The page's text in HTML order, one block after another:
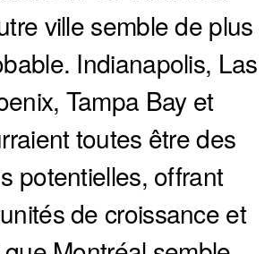
ville semble de plus
Indianapolis, Las
Tampa Bay et
toutes être des
potentielles, offrant
de croissance et